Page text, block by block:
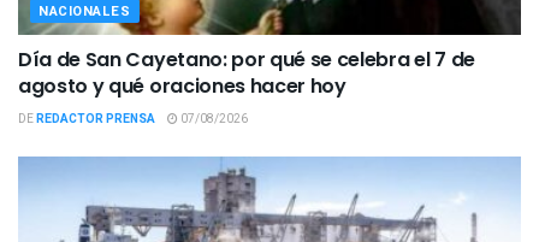
NACIONALES
Día de San Cayetano: por qué se celebra el 7 de
agosto y qué oraciones hacer hoy
DEREDACTOR PRENSA 07/08/2026